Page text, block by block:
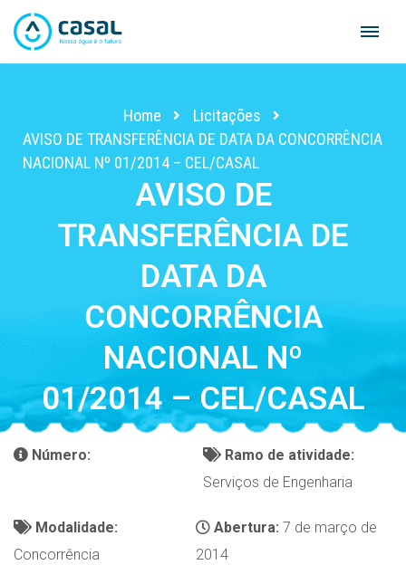
Skip
Home
Licitações
AVISO DE TRANSFERÊNCIA DE DATA DA CONCORRÊNCIA
NACIONAL Nº 01/2014 – CEL/CASAL
AVISO DE
TRANSFERÊNCIA DE
DATA DA
CONCORRÊNCIA
NACIONAL Nº
01/2014 – CEL/CASAL
Número:
Ramo de atividade:
Serviços de Engenharia
Modalidade:
Concorrência
Abertura: 7 de março de
2014